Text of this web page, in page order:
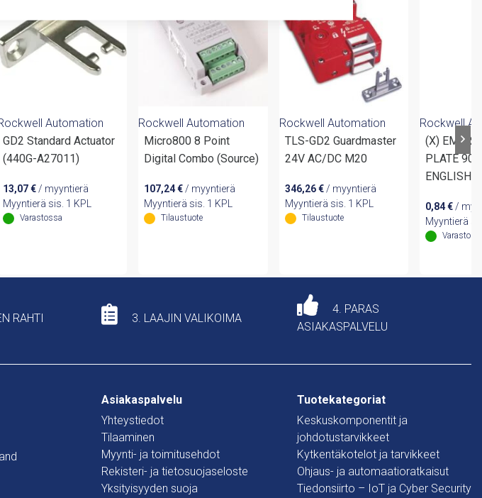
Automation
GD2 Standard Actuator
(440G-A27011)
13,07€ / myyntierä
Myyntierä sis. 1 KPL
Varastossa
Rockwell Automation
Micro800 8 Point
Digital Combo (Source)
107,24€ / myyntierä
Myyntierä sis. 1 KPL
Tilaustuote
Rockwell Automation
TLS-GD2 Guardmaster
24V AC/DC M20
346,26€/ myyntierä
Myyntierä sis. 1 KPL
Tilaustuote
Rockwell
(X)
PLATE
ENGLISH
0,84€ /
Myyntierä
RAHTI 3. LAAJIN VALIKOIMA
4. PARAS
ASIAKASPALVELU
Asiakaspalvelu
Yhteystiedot
Tilaaminen
Myynti- ja toimitusehdot
Rekisteri- ja tietosuojaseloste
Yksityisyyden suoja
Tuotekategoriat
Keskuskomponentit ja
johdotustarvikkeet
Kytkentäkotelot ja tarvikkeet
Ohjaus- ja automaatioratkaisut
Tiedonsiirto – IoT ja Cyber Security